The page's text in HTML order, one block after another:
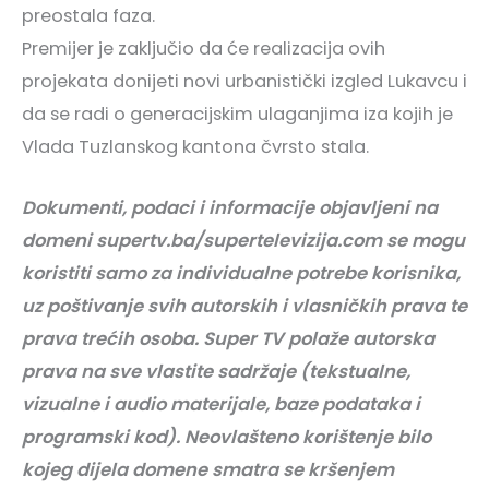
preostala faza.
Premijer je zaključio da će realizacija ovih
projekata donijeti novi urbanistički izgled Lukavcu i
da se radi o generacijskim ulaganjima iza kojih je
Vlada Tuzlanskog kantona čvrsto stala.
Dokumenti, podaci i informacije objavljeni na
domeni supertv.ba/supertelevizija.com se mogu
koristiti samo za individualne potrebe korisnika,
uz poštivanje svih autorskih i vlasničkih prava te
prava trećih osoba. Super TV polaže autorska
prava na sve vlastite sadržaje (tekstualne,
vizualne i audio materijale, baze podataka i
programski kod). Neovlašteno korištenje bilo
kojeg dijela domene smatra se kršenjem